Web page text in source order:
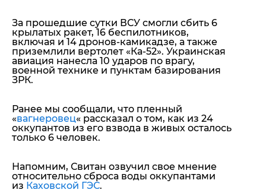
За прошедшие сутки ВСУ смогли сбить 6
крылатых ракет, 16 беспилотников,
включая и 14 дронов-камикадзе, а также
приземлили вертолет «Ка-52». Украинская
авиация нанесла 10 ударов по врагу,
военной технике и пунктам базирования
ЗРК.
Ранее мы сообщали, что пленный
«вагнеровец« рассказал о том, как из 24
оккупантов из его взвода в живых осталось
только 6 человек.
Напомним, Свитан озвучил свое мнение
относительно сброса воды оккупантами
из Каховской ГЭС.